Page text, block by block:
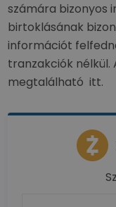
számára bizonyos
birtoklásának
információt
tranzakciók nélkül.
megtalálható itt.